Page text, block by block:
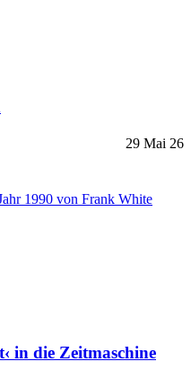
29 Mai 26
in die Zeitmaschine